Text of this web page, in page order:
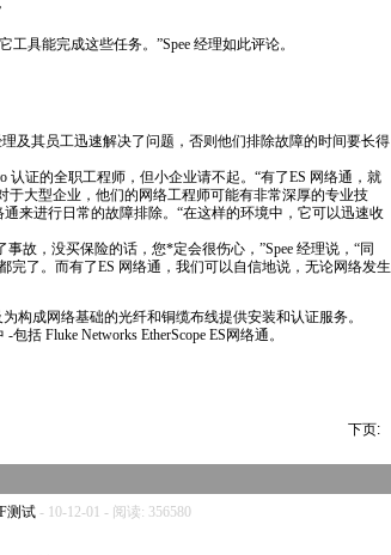
具能完成这些任务。”Spee 经理如此评论。
及其员工迅速解决了问题，否则他们排除故障的时间要长得
认证的全职工程师，但小企业请不起。“有了ES 网络通，就
于大型企业，他们的网络工程师可能有非常深厚的专业技
来进行日常的故障排除。“在这样的环境中，它可以迅速收
事故，没买保险的话，您*定会很伤心，”Spee 经理说，“同
完了。而有了ES 网络通，我们可以自信地说，无论网络发生
构成网络基础的光纤和铜缆布线提供安装和认证服务。
包括 Fluke Networks EtherScope ES网络通。
下页:
测试 - 10-12-01 - 阅读: 356580